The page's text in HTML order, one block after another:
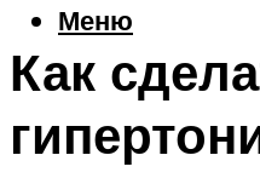
Меню
Как